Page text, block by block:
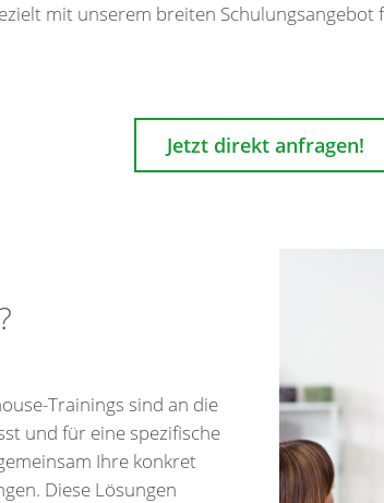
mit unserem breiten
Jetzt direkt anfragen!
Trainings sind an die
und für eine spezifische
Ihre konkret
Diese Lösungen